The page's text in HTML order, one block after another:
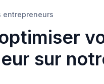
entrepreneurs
sur